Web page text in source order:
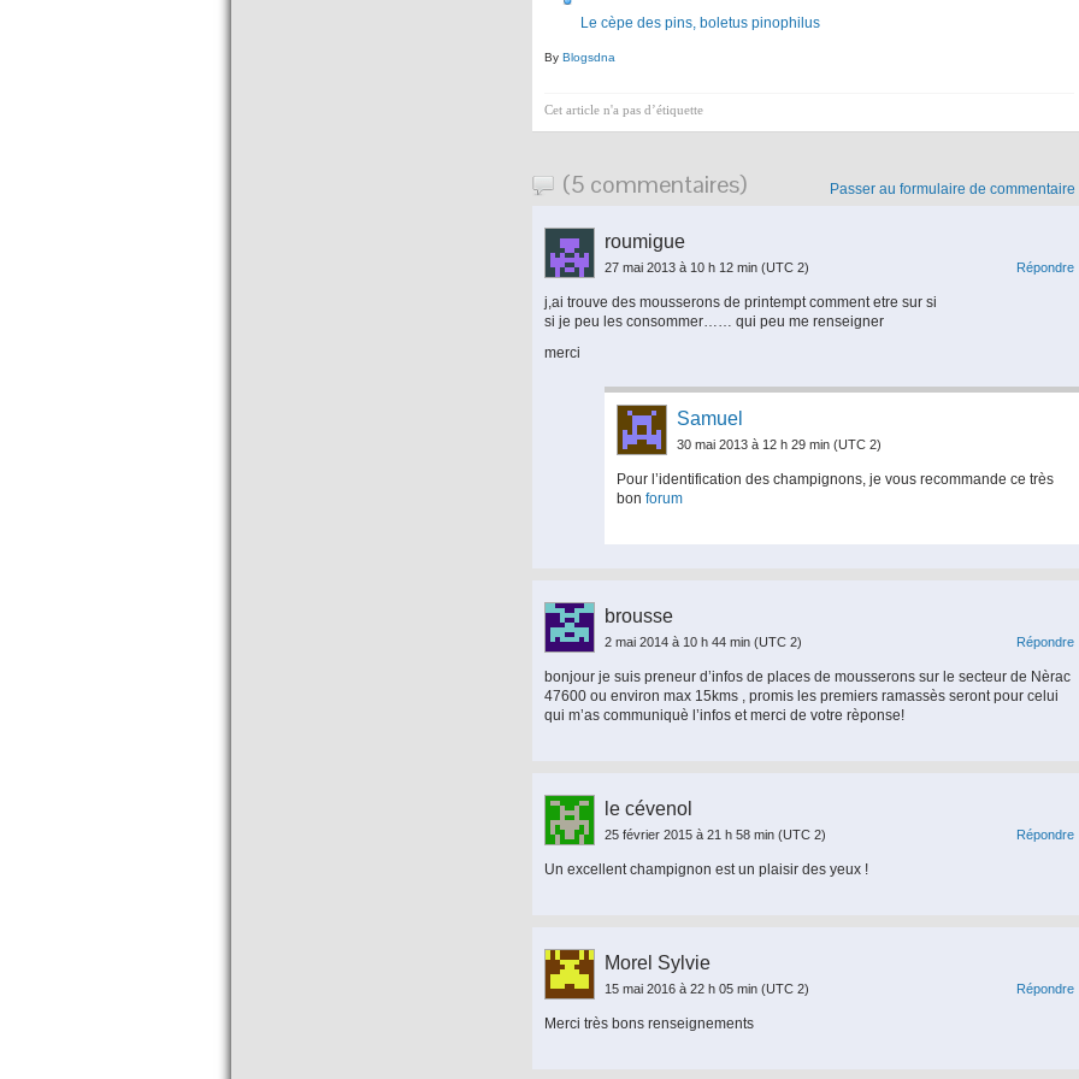
Le cèpe des pins, boletus pinophilus
By Blogsdna
Cet article n'a pas d’étiquette
(5 commentaires) Passer au formulaire de commentaire
roumigue
27 mai 2013 à 10 h 12 min (UTC 2) Répondre
j,ai trouve des mousserons de printempt comment etre sur si
si je peu les consommer…… qui peu me renseigner
merci
Samuel
30 mai 2013 à 12 h 29 min (UTC 2)
Pour l’identification des champignons, je vous recommande ce très
bon forum
brousse
2 mai 2014 à 10 h 44 min (UTC 2) Répondre
bonjour je suis preneur d’infos de places de mousserons sur le secteur de Nèrac
47600 ou environ max 15kms , promis les premiers ramassès seront pour celui
qui m’as communiquè l’infos et merci de votre rèponse!
le cévenol
25 février 2015 à 21 h 58 min (UTC 2) Répondre
Un excellent champignon est un plaisir des yeux !
Morel Sylvie
15 mai 2016 à 22 h 05 min (UTC 2) Répondre
Merci très bons renseignements